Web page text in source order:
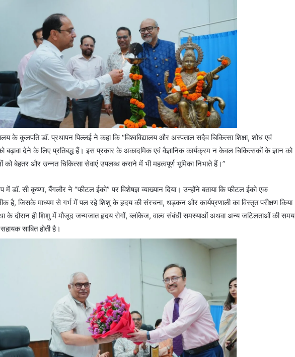
के कुलपति डाॅ. प्रथापन पिल्लई ने कहा कि “विश्वविद्यालय और अस्पताल सदैव चिकित्सा शिक्षा, शोध एवं
देने के लिए प्रतिबद्ध हैं। इस प्रकार के अकादमिक एवं वैज्ञानिक कार्यक्रम न केवल चिकित्सकों के ज्ञान को
को बेहतर और उन्नत चिकित्सा सेवाएं उपलब्ध कराने में भी महत्वपूर्ण भूमिका निभाते हैं।”
डाॅ. सी कृष्णा, बैंगलौर ने “फीटल ईको” पर विशेषज्ञ व्याख्यान दिया। उन्होंने बताया कि फीटल ईको एक
है, जिसके माध्यम से गर्भ में पल रहे शिशु के हृदय की संरचना, धड़कन और कार्यप्रणाली का विस्तृत परीक्षण किया
के दौरान ही शिशु में मौजूद जन्मजात हृदय रोगों, ब्लॉकेज, वाल्व संबंधी समस्याओं अथवा अन्य जटिलताओं की समय
साबित होती है।